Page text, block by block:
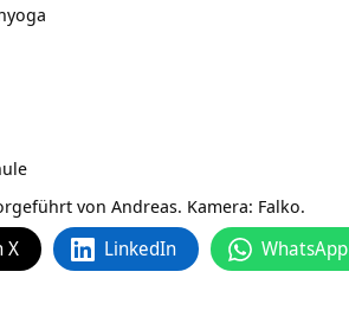
von Andreas. Kamera: Falko.
X LinkedIn WhatsApp